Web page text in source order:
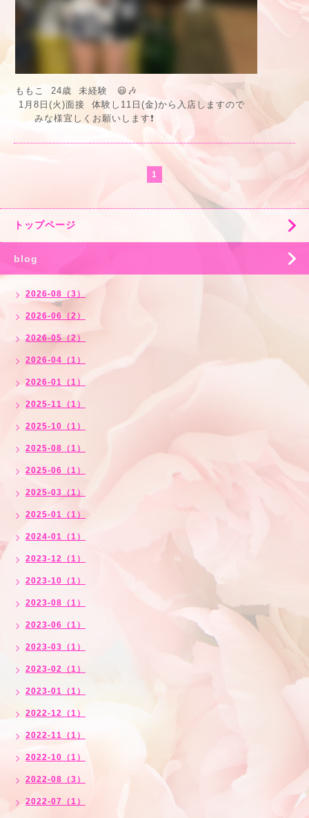
ももこ 24歳 未経験 😃🎶
1月8日(火)面接 体験し11日(金)から入店しますので
みな様宜しくお願いします❗
1
トップページ
blog
2026-08（3）
2026-06（2）
2026-05（2）
2026-04（1）
2026-01（1）
2025-11（1）
2025-10（1）
2025-08（1）
2025-06（1）
2025-03（1）
2025-01（1）
2024-01（1）
2023-12（1）
2023-10（1）
2023-08（1）
2023-06（1）
2023-03（1）
2023-02（1）
2023-01（1）
2022-12（1）
2022-11（1）
2022-10（1）
2022-08（3）
2022-07（1）